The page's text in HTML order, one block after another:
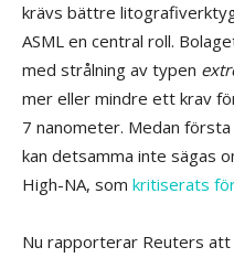
krävs bättre
ASML en central roll.
med strålning av typen
mer eller mindre ett krav
7 nanometer. Medan
kan detsamma inte sägas
High-NA, som kritiserats
Nu rapporterar Reuters att